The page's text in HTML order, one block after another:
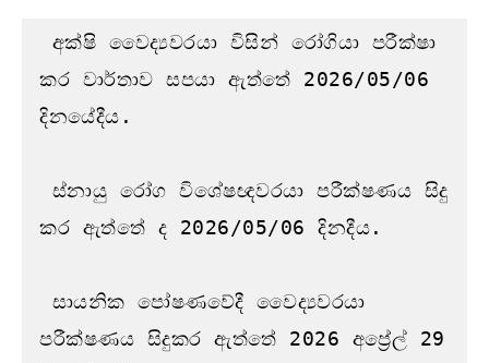
කර වාර්තාව සපයා ඇත්තේ 2026/05/06
දිනයේදීය.
කර ඇත්තේ ද 2026/05/06 දිනදීය.
පරීක්ෂණය සිදුකර ඇත්තේ 2026 අප්‍රේල් 29